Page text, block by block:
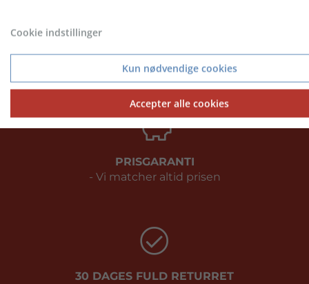
Telefon: 9717 5599
PRISGARANTI
- Vi matcher altid prisen
30 DAGES FULD RETURRET
Cookie indstillinger
Kun nødvendige cookies
Accepter alle cookies